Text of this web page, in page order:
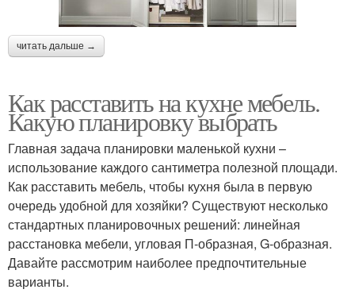
читать дальше →
Как расставить на кухне мебель.
Какую планировку выбрать
Главная задача планировки маленькой кухни –
использование каждого сантиметра полезной площади.
Как расставить мебель, чтобы кухня была в первую
очередь удобной для хозяйки? Существуют несколько
стандартных планировочных решений: линейная
расстановка мебели, угловая П-образная, G-образная.
Давайте рассмотрим наиболее предпочтительные
варианты.